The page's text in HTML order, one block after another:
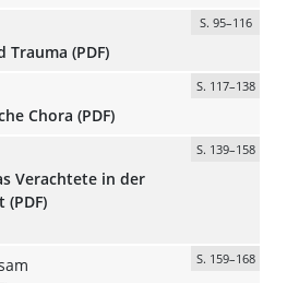
S. 95–116
(PDF)
S. 117–138
Chora (PDF)
S. 139–158
Verachtete in der
(PDF)
S. 159–168